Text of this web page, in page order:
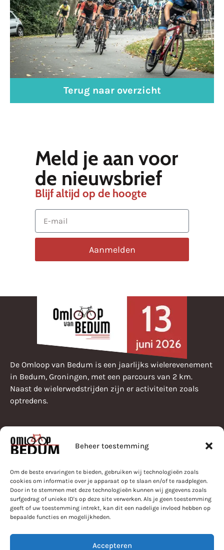
Beheer toestemming
Om de beste ervaringen te bieden, gebruiken wij technologieën zoals
cookies om informatie over je apparaat op te slaan en/of te raadplegen.
Door in te stemmen met deze technologieën kunnen wij gegevens zoals
surfgedrag of unieke ID's op deze site verwerken. Als je geen toestemming
geeft of uw toestemming intrekt, kan dit een nadelige invloed hebben op
bepaalde functies en mogelijkheden.
Accepteren
Terug naar overzicht
Meld je aan voor
de nieuwsbrief
Blijf altijd op de hoogte
Aanmelden
De Omloop van Bedum is een jaarlijks wielerevenement
in Bedum, Groningen, met een parcours van 2 km.
Naast de wielerwedstrijden zijn er activiteiten zoals
optredens.
Pearle Omloop van Bedum
Parcours
Informatie
Nieuws
Uitslagen
Contact